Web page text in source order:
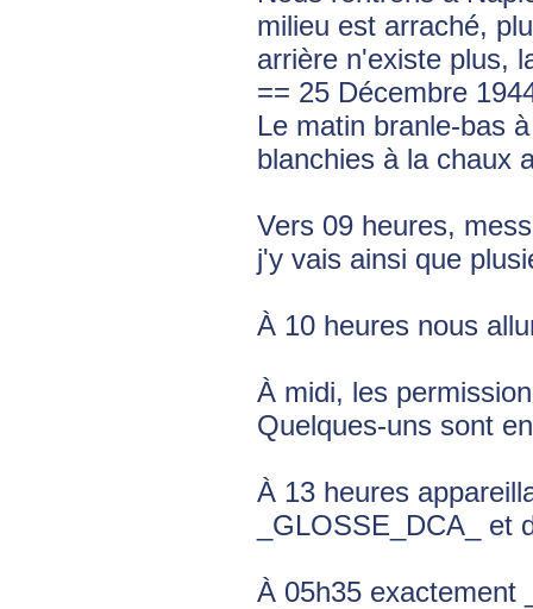
milieu est arraché,
arrière n'existe plus,
== 25 Décembre
Le matin branle-bas
blanchies à la chaux
Vers 09 heures,
j'y vais ainsi que
À 10 heures nous
À midi, les
Quelques-uns sont
À 13 heures
_GLOSSE_DCA_ et
À 05h35 exactement